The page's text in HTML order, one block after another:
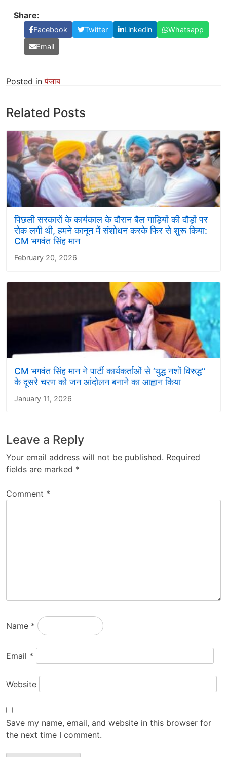
Share:
Facebook Twitter Linkedin
Whatsapp
Email
Posted inपंजाब
Related Posts
पिछली सरकारों के कार्यकाल के दौरान बैल गाड़ियों की दौड़ों पर
रोक लगी थी, हमने कानून में संशोधन करके फिर से शुरू किया:
CM भगवंत सिंह मान
February 20, 2026
CM भगवंत सिंह मान ने पार्टी कार्यकर्ताओं से ‘युद्ध नशों विरुद्ध’’
के दूसरे चरण को जन आंदोलन बनाने का आह्वान किया
January 11, 2026
Leave a Reply
Your email address will not be published. Required
fields are marked *
Comment *
Name *
Email *
Website
Save my name, email, and website in this browser for
the next time I comment.